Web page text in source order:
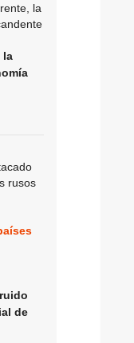
la
la
rusos
de